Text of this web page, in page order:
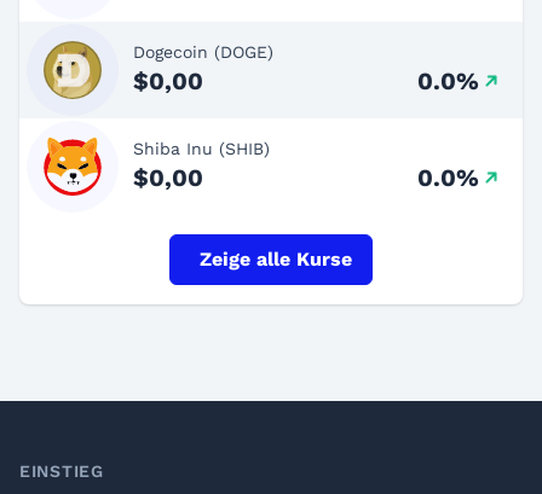
Dogecoin (DOGE)
$0,00 0.0%
Shiba Inu (SHIB)
$0,00 0.0%
Zeige alle Kurse
Footer
EINSTIEG